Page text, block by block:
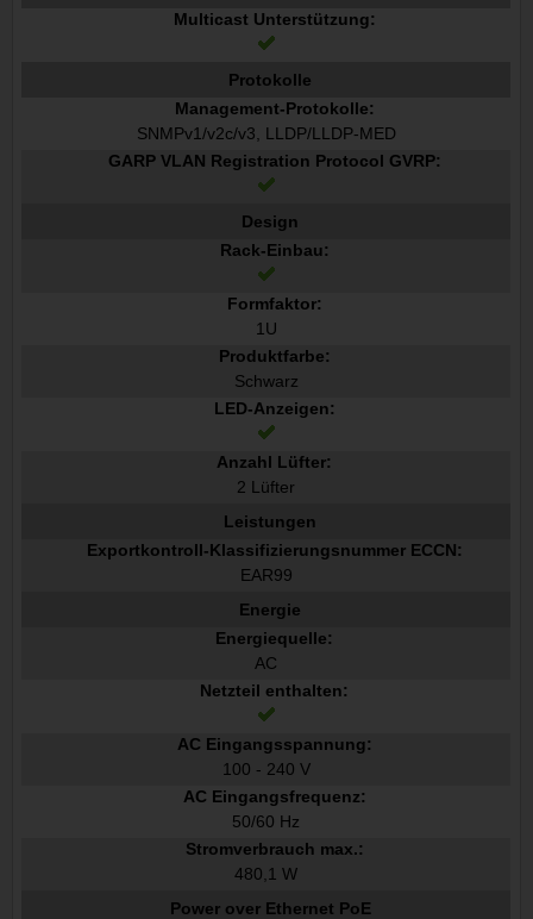
Multicast Unterstützung:
Protokolle
Management-Protokolle:
SNMPv1/v2c/v3, LLDP/LLDP-MED
GARP VLAN Registration Protocol GVRP:
Design
Rack-Einbau:
Formfaktor:
1U
Produktfarbe:
Schwarz
LED-Anzeigen:
Anzahl Lüfter:
2 Lüfter
Leistungen
Exportkontroll-Klassifizierungsnummer ECCN:
EAR99
Energie
Energiequelle:
AC
Netzteil enthalten:
AC Eingangsspannung:
100 - 240 V
AC Eingangsfrequenz:
50/60 Hz
Stromverbrauch max.:
480,1 W
Power over Ethernet PoE